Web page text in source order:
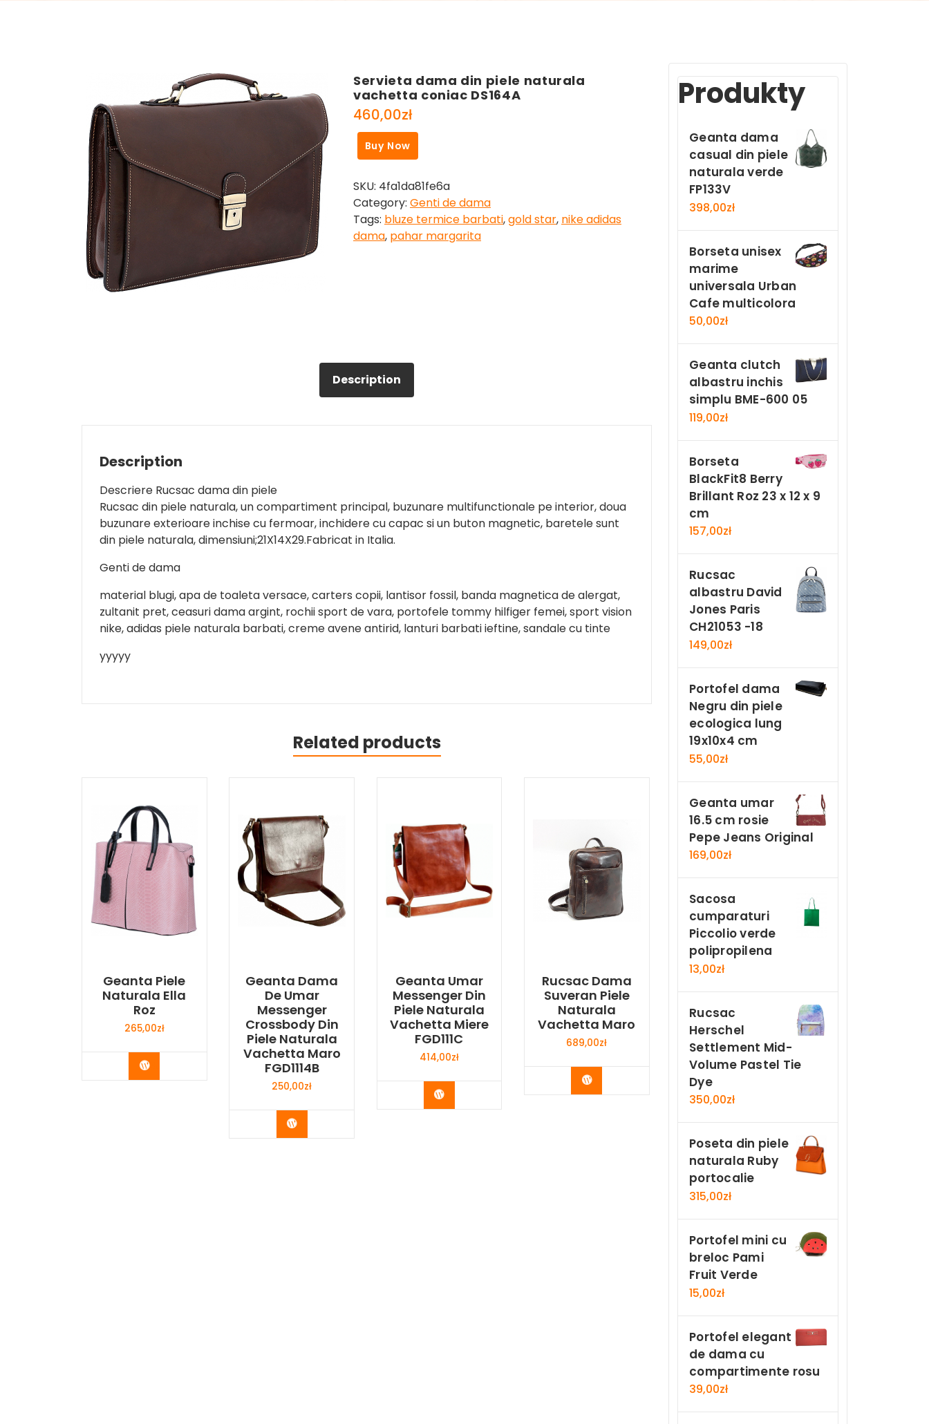
Servieta dama din piele naturala
vachetta coniac DS164A
460,00zł
Buy Now
SKU: 4fa1da81fe6a
Category: Genti de dama
Tags: bluze termice barbati,gold star, nike adidas
dama, pahar margarita
Description
Description
Descriere Rucsac dama din piele
Rucsac din piele naturala, un compartiment principal, buzunare multifunctionale pe interior, doua
buzunare exterioare inchise cu fermoar, inchidere cu capac si un buton magnetic, baretele sunt
din piele naturala, dimensiuni;21X14X29.Fabricat in Italia.
Genti de dama
material blugi, apa de toaleta versace, carters copii, lantisor fossil, banda magnetica de alergat,
zultanit pret, ceasuri dama argint, rochii sport de vara, portofele tommy hilfiger femei, sport vision
nike, adidas piele naturala barbati, creme avene antirid, lanturi barbati ieftine, sandale cu tinte
yyyyy
Related products
Geanta Piele
Naturala Ella
Roz
265,00zł
Buy Now
Geanta Dama
De Umar
Messenger
Crossbody Din
Piele Naturala
Vachetta Maro
FGD1114B
250,00zł
Buy Now
Geanta Umar
Messenger Din
Piele Naturala
Vachetta Miere
FGD111C
414,00zł
Buy Now
Rucsac Dama
Suveran Piele
Naturala
Vachetta Maro
689,00zł
Buy Now
Produkty
Geanta dama
casual din piele
naturala verde
FP133V
398,00zł
Borseta unisex
marime
universala Urban
Cafe multicolora
50,00zł
Geanta clutch
albastru inchis
simplu BME-600 05
119,00zł
Borseta
BlackFit8 Berry
Brillant Roz 23 x 12 x 9
cm
157,00zł
Rucsac
albastru David
Jones Paris
CH21053 -18
149,00zł
Portofel dama
Negru din piele
ecologica lung
19x10x4 cm
55,00zł
Geanta umar
16.5 cm rosie
Pepe Jeans Original
169,00zł
Sacosa
cumparaturi
Piccolio verde
polipropilena
13,00zł
Rucsac
Herschel
Settlement Mid-
Volume Pastel Tie
Dye
350,00zł
Poseta din piele
naturala Ruby
portocalie
315,00zł
Portofel mini cu
breloc Pami
Fruit Verde
15,00zł
Portofel elegant
de dama cu
compartimente rosu
39,00zł